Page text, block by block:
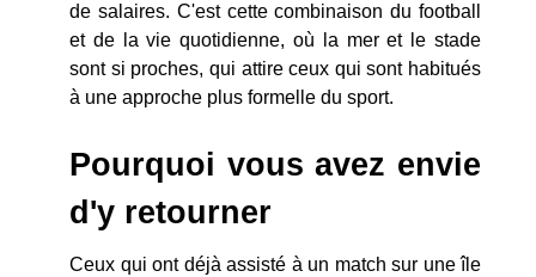
de salaires. C'est cette combinaison du football
et de la vie quotidienne, où la mer et le stade
sont si proches, qui attire ceux qui sont habitués
à une approche plus formelle du sport.
Pourquoi vous avez envie
d'y retourner
Ceux qui ont déjà assisté à un match sur une île